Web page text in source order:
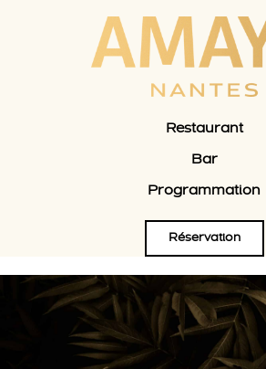
Restaurant
Bar
Programmation
Réservation